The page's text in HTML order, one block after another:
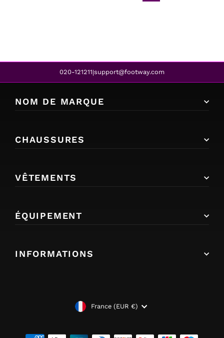
020-121211|support@footway.com
NOM DE MARQUE
CHAUSSURES
VÊTEMENTS
ÉQUIPEMENT
INFORMATIONS
DEVISEFrance (EUR €)